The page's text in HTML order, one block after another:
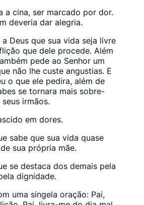
a cina, ser marcado por dor.
deveria dar alegria.
Deus que sua vida seja livre
que dele procede. Além
pede ao Senhor um
não lhe custe angustias. E
o que ele pedira, além de
se tornara mais sobre-
irmãos.
em dores.
sabe que sua vida quase
sua própria mãe.
se destaca dos demais pela
dignidade.
uma singela oração: Pai,